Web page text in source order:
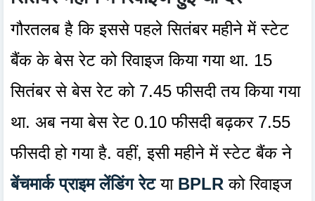
गौरतलब है कि इससे पहले सितंबर महीने में स्टेट
बैंक के बेस रेट को रिवाइज किया गया था. 15
सितंबर से बेस रेट को 7.45 फीसदी तय किया गया
था. अब नया बेस रेट 0.10 फीसदी बढ़कर 7.55
फीसदी हो गया है. वहीं, इसी महीने में स्टेट बैंक ने
बेंचमार्क प्राइम लेंडिंग रेटया BPLR को रिवाइज